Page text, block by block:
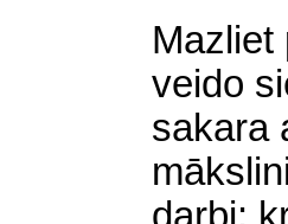
Mazliet
veido
sakara